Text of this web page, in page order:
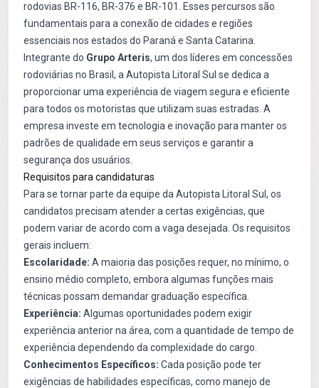
rodovias BR-116, BR-376 e BR-101. Esses percursos são
fundamentais para a conexão de cidades e regiões
essenciais nos estados do Paraná e Santa Catarina.
Integrante do Grupo Arteris, um dos líderes em concessões
rodoviárias no Brasil, a Autopista Litoral Sul se dedica a
proporcionar uma experiência de viagem segura e eficiente
para todos os motoristas que utilizam suas estradas. A
empresa investe em tecnologia e inovação para manter os
padrões de qualidade em seus serviços e garantir a
segurança dos usuários.
Requisitos para candidaturas
Para se tornar parte da equipe da Autopista Litoral Sul, os
candidatos precisam atender a certas exigências, que
podem variar de acordo com a vaga desejada. Os requisitos
gerais incluem:
Escolaridade: A maioria das posições requer, no mínimo, o
ensino médio completo, embora algumas funções mais
técnicas possam demandar graduação específica.
Experiência: Algumas oportunidades podem exigir
experiência anterior na área, com a quantidade de tempo de
experiência dependendo da complexidade do cargo.
Conhecimentos Específicos: Cada posição pode ter
exigências de habilidades específicas, como manejo de